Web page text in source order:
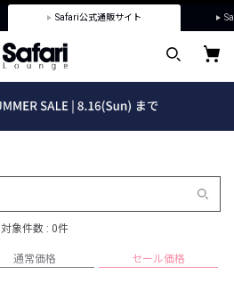
Safari公式通販サイト
対象件数 : 0件
通常価格 セール価格